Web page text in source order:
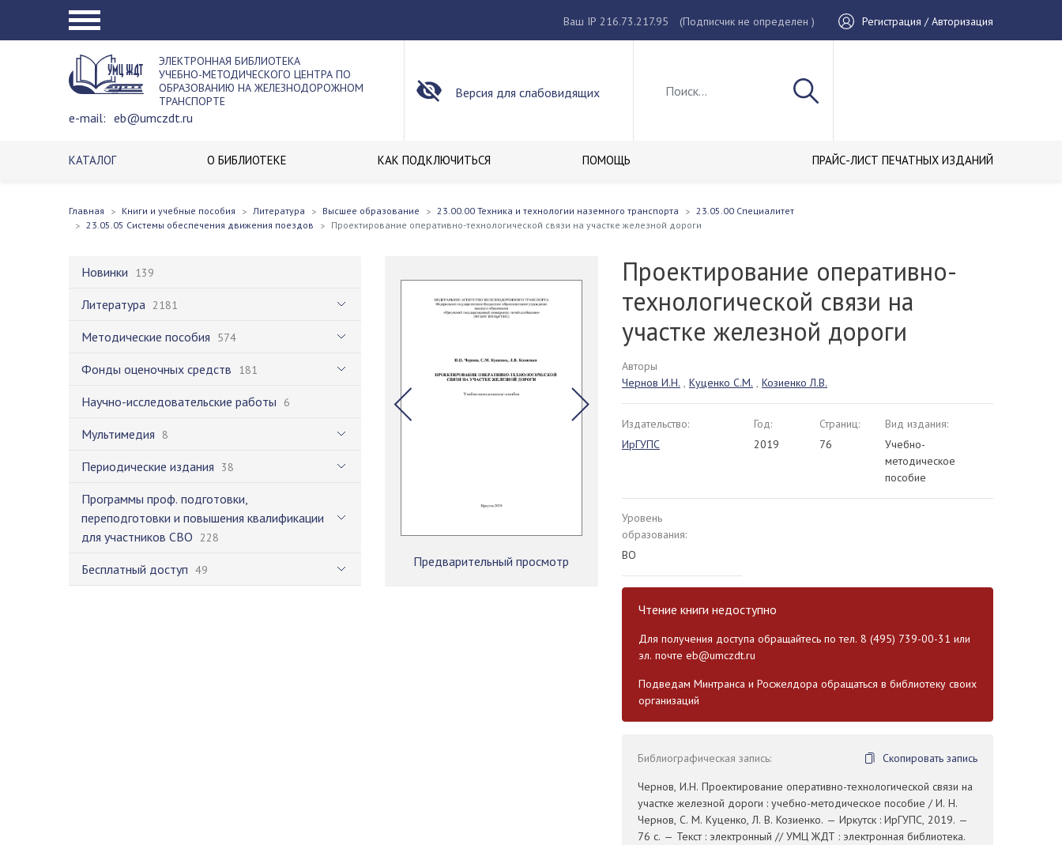
Ваш IP 216.73.217.95 (Подписчик не определен ) Регистрация / Авторизация
ЭЛЕКТРОННАЯ БИБЛИОТЕКА
УЧЕБНО-МЕТОДИЧЕСКОГО ЦЕНТРА ПО
ОБРАЗОВАНИЮ НА ЖЕЛЕЗНОДОРОЖНОМ
ТРАНСПОРТЕ
e-mail: eb@umczdt.ru
Версия для слабовидящих
КАТАЛОГ О БИБЛИОТЕКЕ КАК ПОДКЛЮЧИТЬСЯ ПОМОЩЬ ПРАЙС-ЛИСТ ПЕЧАТНЫХ ИЗДАНИЙ
Главная Книги и учебные пособия Литература Высшее образование 23.00.00 Техника и технологии наземного транспорта
23.05.00 Специалитет
23.05.05 Системы обеспечения движения поездов
Проектирование оперативно-технологической связи на участке железной дороги
Новинки 139
Литература 2181
Методические пособия 574
Фонды оценочных средств 181
Научно-исследовательские работы 6
Мультимедия 8
Периодические издания 38
Программы проф. подготовки,
переподготовки и повышения квалификации
для участников СВО 228
Бесплатный доступ 49
Предварительный просмотр
Проектирование оперативно-
технологической связи на
участке железной дороги
Авторы
Чернов И.Н. , Куценко С.М. , Козиенко Л.В.
Издательство:
ИрГУПС
Год:
2019
Страниц:
76
Вид издания:
Учебно-
методическое
пособие
Уровень
образования:
ВО
Чтение книги недоступно
Для получения доступа обращайтесь по тел. 8 (495) 739-00-31 или
эл. почте eb@umczdt.ru
Подведам Минтранса и Росжелдора обращаться в библиотеку своих
организаций
Библиографическая запись:
Скопировать запись
Чернов, И.Н. Проектирование оперативно-технологической связи на
участке железной дороги : учебно-методическое пособие / И. Н.
Чернов, С. М. Куценко, Л. В. Козиенко. — Иркутск : ИрГУПС, 2019. —
76 с. — Текст : электронный // УМЦ ЖДТ : электронная библиотека.